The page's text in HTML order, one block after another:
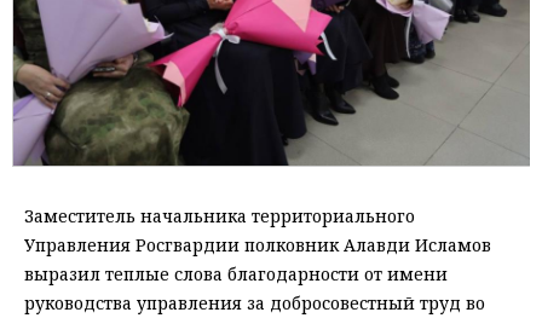
Заместитель начальника территориального
Управления Росгвардии полковник Алавди Исламов
выразил теплые слова благодарности от имени
руководства управления за добросовестный труд во